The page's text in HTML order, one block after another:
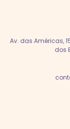
Av. das Américas,
dos